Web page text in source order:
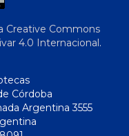
Creative Commons
4.0 Internacional.
Córdoba
Argentina 3555